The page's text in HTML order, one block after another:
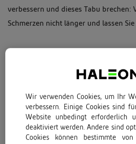
verbessern und dieses Tabu brechen:
Schmerzen nicht länger und lassen
Auf dieser Seite
Wie wir helfen können
Fakten
Schmerzen hinter einem Lächeln
Wir verwenden Cookies, um Ihr
verbessern. Einige Cookies sind
Website unbedingt erforderlich
deaktiviert werden. Andere sind
Cookies können bestimmte